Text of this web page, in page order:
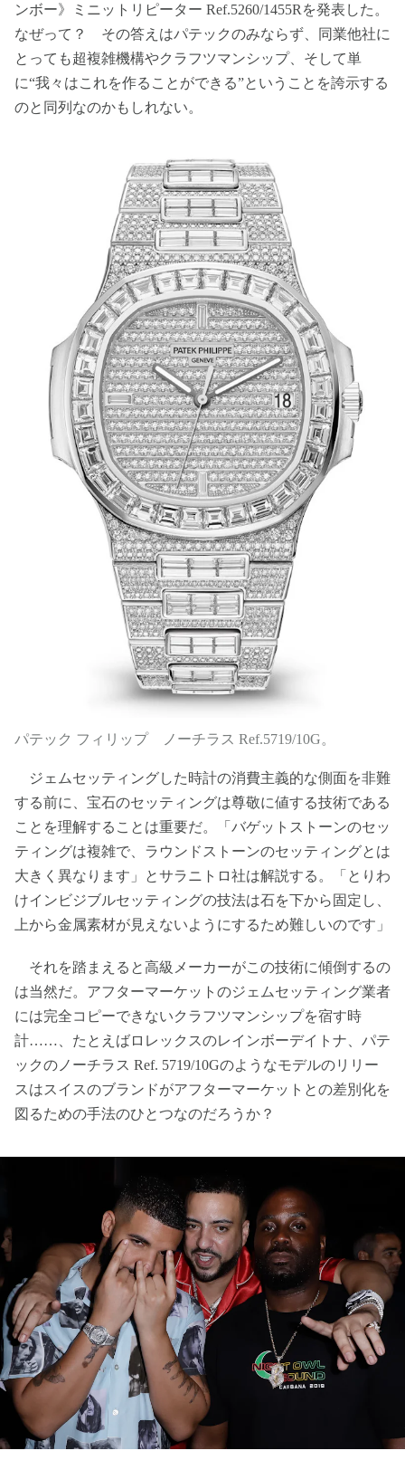
ンボー》ミニットリピーター Ref.5260/1455Rを発表した。
なぜって？ その答えはパテックのみならず、同業他社に
とっても超複雑機構やクラフツマンシップ、そして単
に“我々はこれを作ることができる”ということを誇示する
のと同列なのかもしれない。
パテック フィリップ ノーチラス Ref.5719/10G。
ジェムセッティングした時計の消費主義的な側面を非難
する前に、宝石のセッティングは尊敬に値する技術である
ことを理解することは重要だ。「バゲットストーンのセッ
ティングは複雑で、ラウンドストーンのセッティングとは
大きく異なります」とサラニトロ社は解説する。「とりわ
けインビジブルセッティングの技法は石を下から固定し、
上から金属素材が見えないようにするため難しいのです」
それを踏まえると高級メーカーがこの技術に傾倒するの
は当然だ。アフターマーケットのジェムセッティング業者
には完全コピーできないクラフツマンシップを宿す時
計……、たとえばロレックスのレインボーデイトナ、パテ
ックのノーチラス Ref. 5719/10Gのようなモデルのリリー
スはスイスのブランドがアフターマーケットとの差別化を
図るための手法のひとつなのだろうか？